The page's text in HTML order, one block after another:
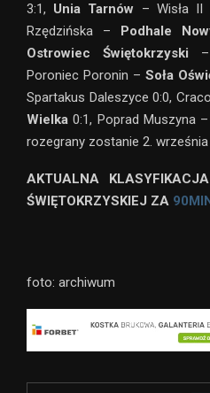
3:1, Unia Tarnów – Wisła II
Rzędzińska – Podhale
Ostrowiec Świętokrzyski
Poroniec Poronin – Soła
Spartakus Daleszyce 0:0,
Wielka 0:1, Poprad Muszyna
rozegrany zostanie 2. września
AKTUALNA
ŚWIĘTOKRZYSKIEJ ZA
foto: archiwum